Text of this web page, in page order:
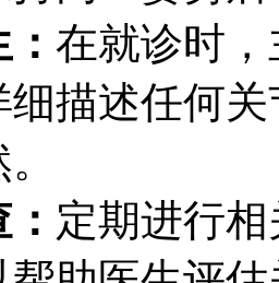
在就诊时
细描述任何
定期进行